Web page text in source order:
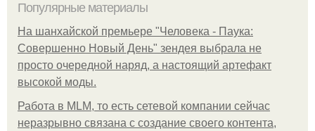
Популярные материалы
На шанхайской премьере "Человека - Паука:
Совершенно Новый День" зендея выбрала не
просто очередной наряд, а настоящий артефакт
высокой моды.
Работа в MLM, то есть сетевой компании сейчас
неразрывно связана с создание своего контента,